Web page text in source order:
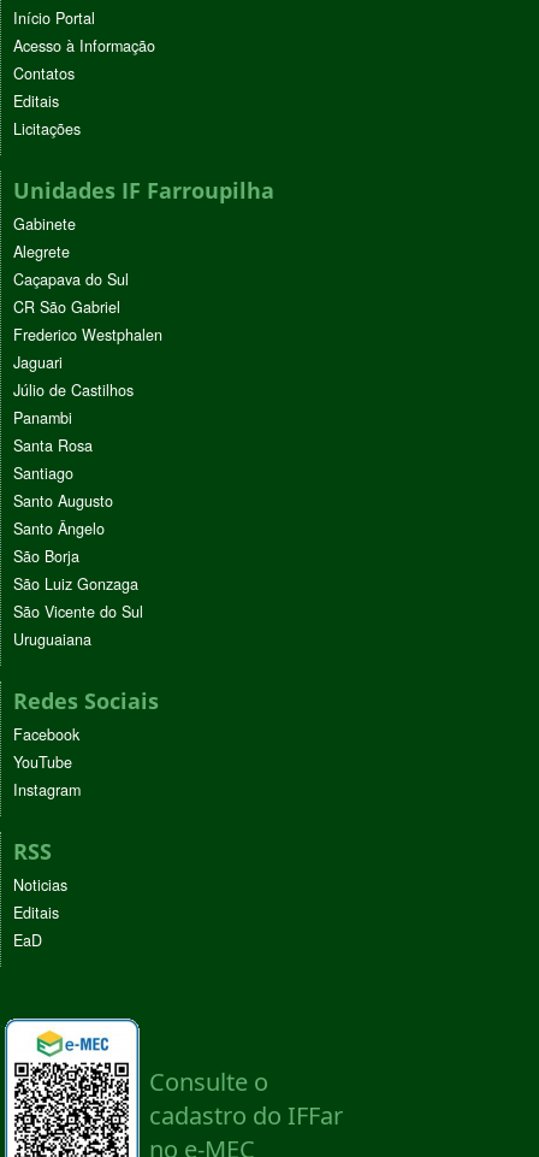
Início Portal
Acesso à Informação
Contatos
Editais
Licitações
Unidades IF Farroupilha
Gabinete
Alegrete
Caçapava do Sul
CR São Gabriel
Frederico Westphalen
Jaguari
Júlio de Castilhos
Panambi
Santa Rosa
Santiago
Santo Augusto
Santo Ângelo
São Borja
São Luiz Gonzaga
São Vicente do Sul
Uruguaiana
Redes Sociais
Facebook
YouTube
Instagram
RSS
Noticias
Editais
EaD